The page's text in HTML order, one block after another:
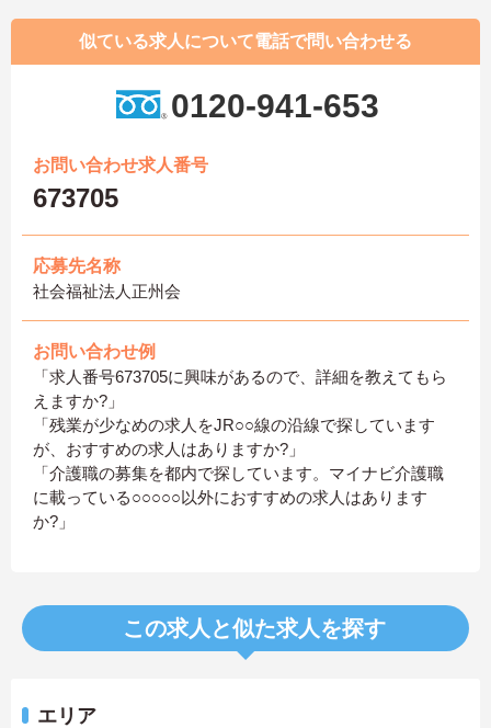
似ている求人について電話で問い合わせる
0120-941-653
お問い合わせ求人番号
673705
応募先名称
社会福祉法人正州会
お問い合わせ例
「求人番号673705に興味があるので、詳細を教えてもら
えますか?」
「残業が少なめの求人をJR○○線の沿線で探しています
が、おすすめの求人はありますか?」
「介護職の募集を都内で探しています。マイナビ介護職
に載っている○○○○○以外におすすめの求人はあります
か?」
この求人と似た求人を探す
エリア